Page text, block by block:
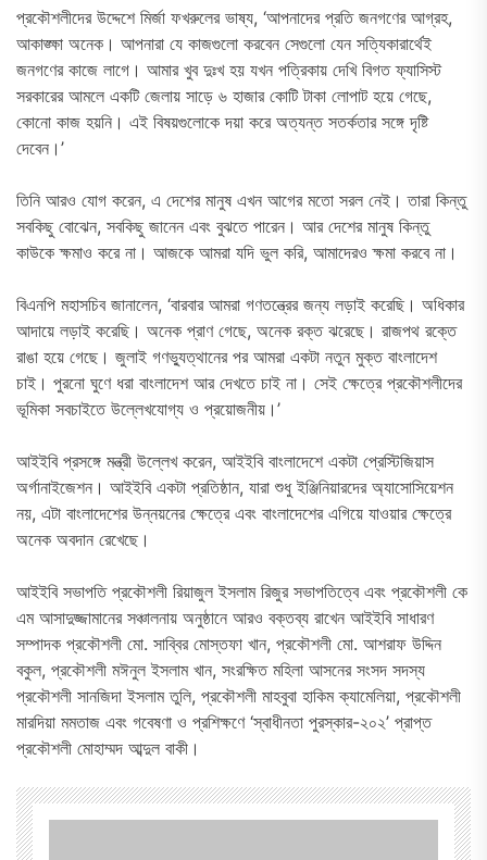
প্রকৌশলীদের উদ্দেশে মির্জা ফখরুলের ভাষ্য, ‘আপনাদের প্রতি জনগণের আগ্রহ,
আকাঙ্ক্ষা অনেক। আপনারা যে কাজগুলো করবেন সেগুলো যেন সত্যিকারার্থেই
জনগণের কাজে লাগে। আমার খুব দুঃখ হয় যখন পত্রিকায় দেখি বিগত ফ্যাসিস্ট
সরকারের আমলে একটি জেলায় সাড়ে ৬ হাজার কোটি টাকা লোপাট হয়ে গেছে,
কোনো কাজ হয়নি। এই বিষয়গুলোকে দয়া করে অত্যন্ত সতর্কতার সঙ্গে দৃষ্টি
দেবেন।’
তিনি আরও যোগ করেন, এ দেশের মানুষ এখন আগের মতো সরল নেই। তারা কিন্তু
সবকিছু বোঝেন, সবকিছু জানেন এবং বুঝতে পারেন। আর দেশের মানুষ কিন্তু
কাউকে ক্ষমাও করে না। আজকে আমরা যদি ভুল করি, আমাদেরও ক্ষমা করবে না।
বিএনপি মহাসচিব জানালেন, ‘বারবার আমরা গণতন্ত্রের জন্য লড়াই করেছি। অধিকার
আদায়ে লড়াই করেছি। অনেক প্রাণ গেছে, অনেক রক্ত ঝরেছে। রাজপথ রক্তে
রাঙা হয়ে গেছে। জুলাই গণভ্যুত্থানের পর আমরা একটা নতুন মুক্ত বাংলাদেশ
চাই। পুরনো ঘুণে ধরা বাংলাদেশ আর দেখতে চাই না। সেই ক্ষেত্রে প্রকৌশলীদের
ভূমিকা সবচাইতে উল্লেখযোগ্য ও প্রয়োজনীয়।’
আইইবি প্রসঙ্গে মন্ত্রী উল্লেখ করেন, আইইবি বাংলাদেশে একটা প্রেস্টিজিয়াস
অর্গানাইজেশন। আইইবি একটা প্রতিষ্ঠান, যারা শুধু ইঞ্জিনিয়ারদের অ্যাসোসিয়েশন
নয়, এটা বাংলাদেশের উন্নয়নের ক্ষেত্রে এবং বাংলাদেশের এগিয়ে যাওয়ার ক্ষেত্রে
অনেক অবদান রেখেছে।
আইইবি সভাপতি প্রকৌশলী রিয়াজুল ইসলাম রিজুর সভাপতিত্বে এবং প্রকৌশলী কে
এম আসাদুজ্জামানের সঞ্চালনায় অনুষ্ঠানে আরও বক্তব্য রাখেন আইইবি সাধারণ
সম্পাদক প্রকৌশলী মো. সাব্বির মোস্তফা খান, প্রকৌশলী মো. আশরাফ উদ্দিন
বকুল, প্রকৌশলী মঈনুল ইসলাম খান, সংরক্ষিত মহিলা আসনের সংসদ সদস্য
প্রকৌশলী সানজিদা ইসলাম তুলি, প্রকৌশলী মাহবুবা হাকিম ক্যামেলিয়া, প্রকৌশলী
মারদিয়া মমতাজ এবং গবেষণা ও প্রশিক্ষণে ‘স্বাধীনতা পুরস্কার-২০২’ প্রাপ্ত
প্রকৌশলী মোহাম্মদ আব্দুল বাকী।